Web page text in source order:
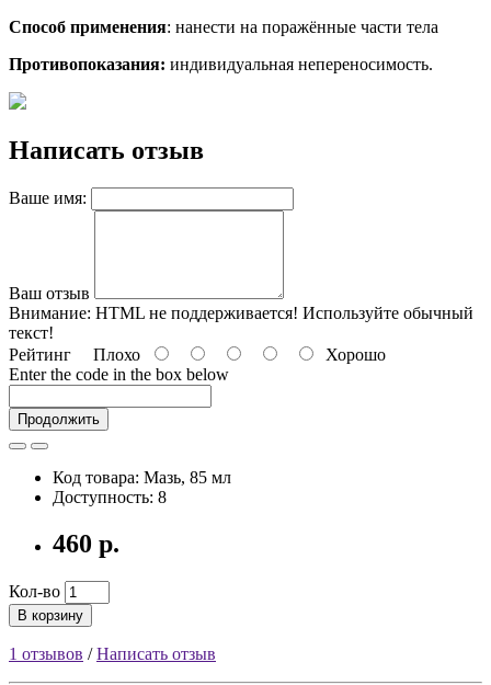
Способ применения: нанести на поражённые части тела
Противопоказания: индивидуальная непереносимость.
Написать отзыв
Ваше имя:
Ваш отзыв
Внимание: HTML не поддерживается! Используйте обычный
текст!
Рейтинг Плохо
Хорошо
Enter the code in the box below
Продолжить
Код товара: Мазь, 85 мл
Доступность: 8
460 р.
Кол-во
В корзину
1 отзывов /Написать отзыв